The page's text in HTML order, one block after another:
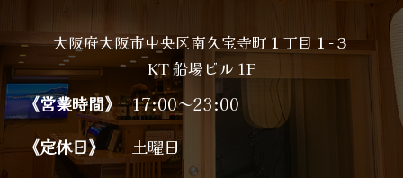
大阪府大阪市中央区南久宝寺町１丁目１−３
KT 船場ビル 1F
《営業時間》 17:00～23:00
《定休日》 土曜日